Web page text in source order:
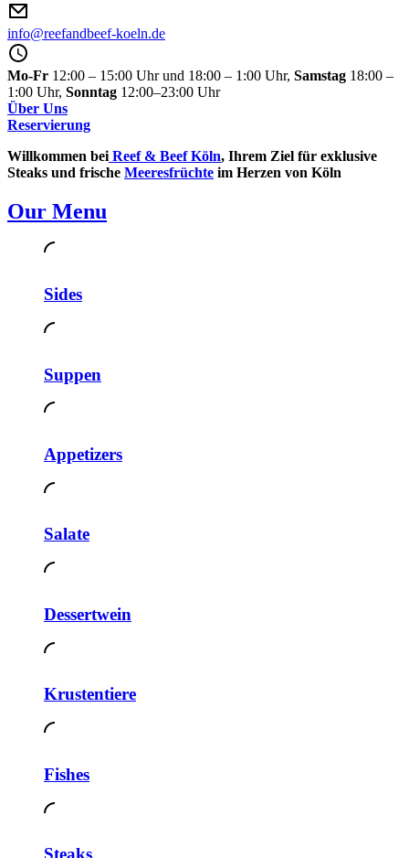
info@reefandbeef-koeln.de
Mo-Fr 12:00 – 15:00 Uhr und 18:00 – 1:00 Uhr, Samstag 18:00 –
1:00 Uhr, Sonntag 12:00–23:00 Uhr
Über Uns
Reservierung
Willkommen bei Reef & Beef Köln, Ihrem Ziel für exklusive
Steaks und frische Meeresfrüchte im Herzen von Köln
Our Menu
Sides
Suppen
Appetizers
Salate
Dessertwein
Krustentiere
Fishes
Steaks